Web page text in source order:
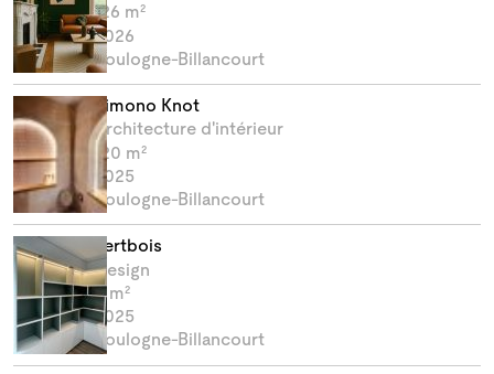
126 m²
2026
Boulogne-Billancourt
Kimono Knot
Architecture d'intérieur
120 m²
2025
Boulogne-Billancourt
Vertbois
Design
0 m²
2025
Boulogne-Billancourt